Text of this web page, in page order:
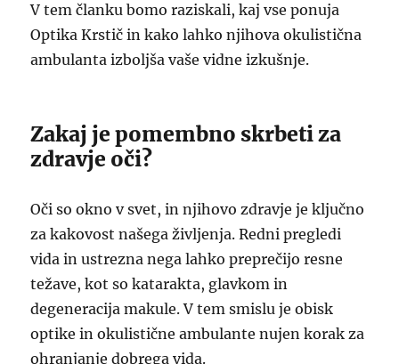
V tem članku bomo raziskali, kaj vse ponuja
Optika Krstič in kako lahko njihova okulistična
ambulanta izboljša vaše vidne izkušnje.
Zakaj je pomembno skrbeti za
zdravje oči?
Oči so okno v svet, in njihovo zdravje je ključno
za kakovost našega življenja. Redni pregledi
vida in ustrezna nega lahko preprečijo resne
težave, kot so katarakta, glavkom in
degeneracija makule. V tem smislu je obisk
optike in okulistične ambulante nujen korak za
ohranjanje dobrega vida.